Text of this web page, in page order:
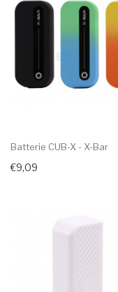
Batterie CUB-X - X-Bar
€9,09